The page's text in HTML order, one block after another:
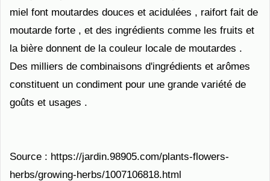
miel font moutardes douces et acidulées , raifort fait de
moutarde forte , et des ingrédients comme les fruits et
la bière donnent de la couleur locale de moutardes .
Des milliers de combinaisons d'ingrédients et arômes
constituent un condiment pour une grande variété de
goûts et usages .
Source : https://jardin.98905.com/plants-flowers-
herbs/growing-herbs/1007106818.html